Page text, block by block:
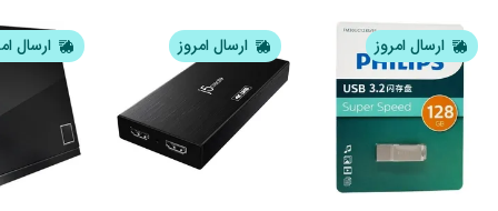
ارسال امروز ارسال امروز ارسال